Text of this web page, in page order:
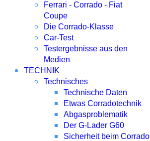
Ferrari - Corrado - Fiat
Coupe
Die Corrado-Klasse
Car-Test
Testergebnisse aus den
Medien
TECHNIK
Technisches
Technische Daten
Etwas Corradotechnik
Abgasproblematik
Der G-Lader G60
Sicherheit beim Corrado